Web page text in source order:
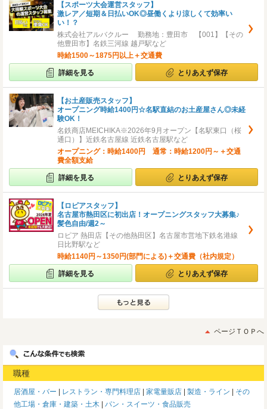
【スポーツ大会運営スタッフ】
激レア／短期＆日払いOK◎昼働くより涼しくて効率い
い！？
株式会社アルバクルー 勤務地：豊田市 【001】【その
他豊田市】名鉄三河線 越戸駅など
時給1500～1875円以上＋交通費
詳細を見る とりあえず保存
【お土産販売スタッフ】
オープニング時給1400円☆名駅直結のお土産屋さん◎未経
験OK！
名鉄商店MEICHIKA※2026年9月オープン【名駅東口（桜
通口）】近鉄名古屋線 近鉄名古屋駅など
オープニング：時給1400円 通常：時給1200円～＋交通
費全額支給
詳細を見る とりあえず保存
【ロピアスタッフ】
名古屋市熱田区に初出店！オープニングスタッフ大募集♪
髪色自由/週2～
ロピア 熱田店【その他熱田区】名古屋市営地下鉄名港線
日比野駅など
時給1140円～1350円(部門による)＋交通費（社内規定）
詳細を見る とりあえず保存
ページＴＯＰへ
職種
居酒屋・バー レストラン・専門料理店 家電量販店 製造・ライン
その
他工場・倉庫・建築・土木
パン・スイーツ・食品販売